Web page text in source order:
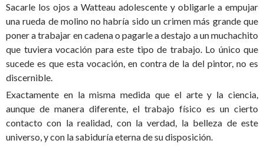
Sacarle los ojos a Watteau adolescente y obligarle a empujar
una rueda de molino no habría sido un crimen más grande que
poner a trabajar en cadena o pagarle a destajo a un muchachito
que tuviera vocación para este tipo de trabajo. Lo único que
sucede es que esta vocación, en contra de la del pintor, no es
discernible.
Exactamente en la misma medida que el arte y la ciencia,
aunque de manera diferente, el trabajo físico es un cierto
contacto con la realidad, con la verdad, la belleza de este
universo, y con la sabiduría eterna de su disposición.